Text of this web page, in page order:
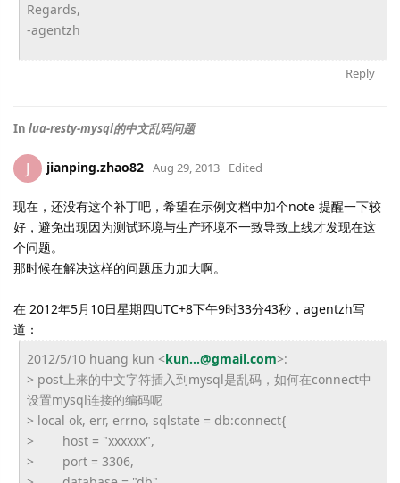
Regards,
-agentzh
Reply
In lua-resty-mysql的中文乱码问题
J jianping.zhao82 Aug 29, 2013 Edited
现在，还没有这个补丁吧，希望在示例文档中加个note 提醒一下较
好，避免出现因为测试环境与生产环境不一致导致上线才发现在这
个问题。
那时候在解决这样的问题压力加大啊。
在 2012年5月10日星期四UTC+8下午9时33分43秒，agentzh写
道：
2012/5/10 huang kun <kun...@gmail.com>:
> post上来的中文字符插入到mysql是乱码， 如何在connect中
设置mysql连接的编码呢
> local ok, err, errno, sqlstate = db:connect{
> host = "xxxxxx",
> port = 3306,